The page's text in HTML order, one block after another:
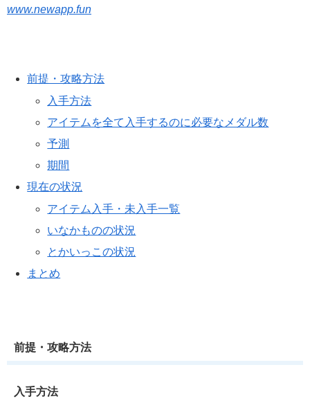
www.newapp.fun
前提・攻略方法
入手方法
アイテムを全て入手するのに必要なメダル数
予測
期間
現在の状況
アイテム入手・未入手一覧
いなかものの状況
とかいっこの状況
まとめ
前提・攻略方法
入手方法